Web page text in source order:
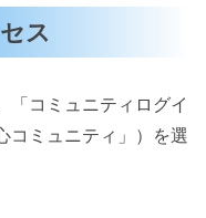
ス
コミュニティログイ
コミュニティ」）を選